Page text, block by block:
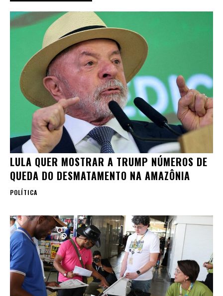
LULA QUER MOSTRAR A TRUMP NÚMEROS DE
QUEDA DO DESMATAMENTO NA AMAZÔNIA
POLÍTICA